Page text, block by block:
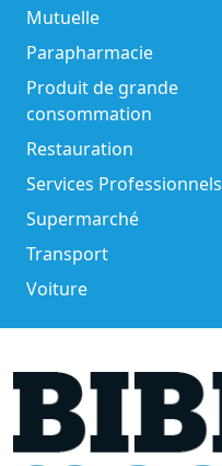
Mutuelle
Parapharmacie
Produit de grande
consommation
Restauration
Services Professionnels
Supermarché
Transport
Voiture